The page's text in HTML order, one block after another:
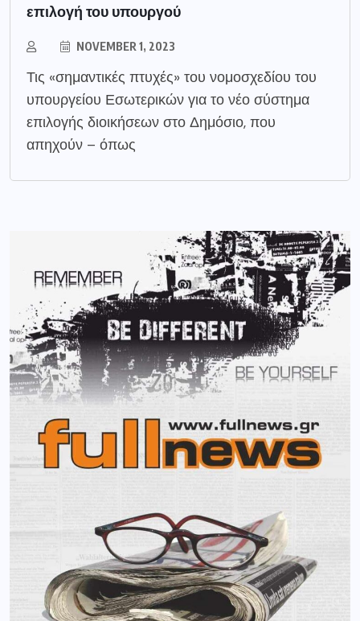
επιλογή του υπουργού
NOVEMBER 1, 2023
Τις «σημαντικές πτυχές» του νομοσχεδίου του
υπουργείου Εσωτερικών για το νέο σύστημα
επιλογής διοικήσεων στο Δημόσιο, που
απηχούν – όπως